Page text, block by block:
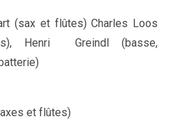
(sax et flûtes) Charles Loos
Henri Greindl (basse,
et flûtes)